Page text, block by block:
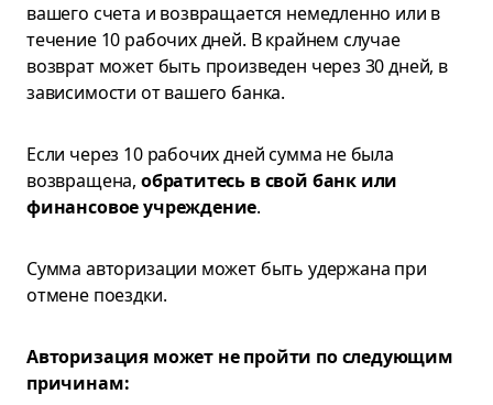
вашего счета и возвращается немедленно или в
течение 10 рабочих дней. В крайнем случае
возврат может быть произведен через 30 дней, в
зависимости от вашего банка.
Если через 10 рабочих дней сумма не была
возвращена, обратитесь в свой банк или
финансовое учреждение.
Сумма авторизации может быть удержана при
отмене поездки.
Авторизация может не пройти по следующим
причинам: